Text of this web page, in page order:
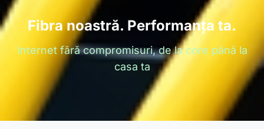
Fibra noastră. Performanța ta.
Internet fără compromisuri, de la core până la
casa ta